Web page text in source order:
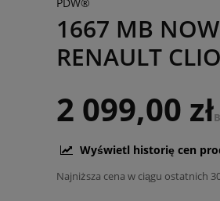
1667 MB
RENAULT
2 099,00 zł
Wyświetl historię cen
Najniższa cena w ciągu ostatnich